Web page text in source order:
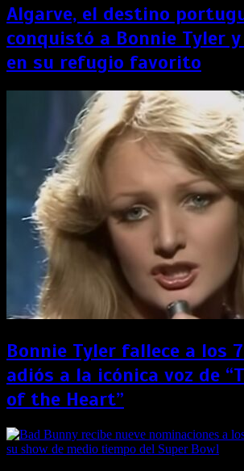
Algarve, el destino
conquistó a Bonnie Tyler
en su refugio favorito
Bonnie Tyler fallece a los
adiós a la icónica voz de
of the Heart”